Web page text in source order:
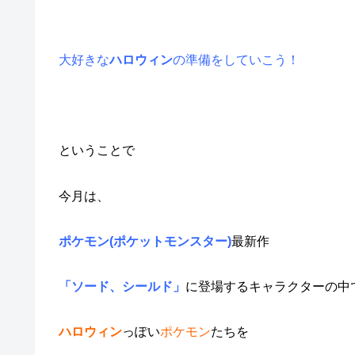
大好きなハロウィンの準備をしていこう！
ということで
今月は、
ポケモン(ポケットモンスター)最新作
「ソード、シールド」 に登場するキャラクターの中
ハロウィンっぽいポケモンたちを